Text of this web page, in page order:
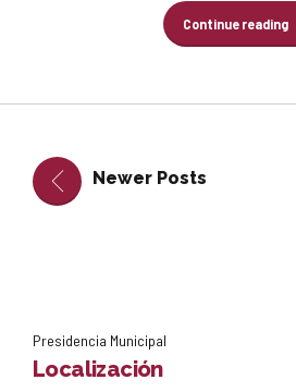
Continue reading
Newer Posts
Presidencia Municipal
Localización